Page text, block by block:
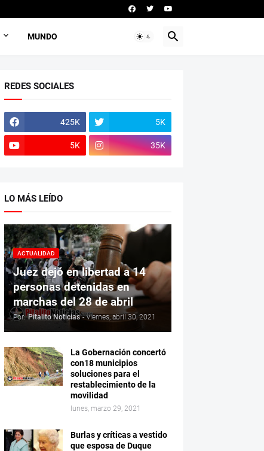
MUNDO
REDES SOCIALES
425K 5K
5K 35K
LO MÁS LEÍDO
ACTUALIDAD
Juez dejó en libertad a 14
personas detenidas en
marchas del 28 de abril
Por: Pitalito Noticias - viernes, abril 30, 2021
La Gobernación concertó
con18 municipios
soluciones para el
restablecimiento de la
movilidad
lunes, marzo 29, 2021
Burlas y críticas a vestido
que esposa de Duque